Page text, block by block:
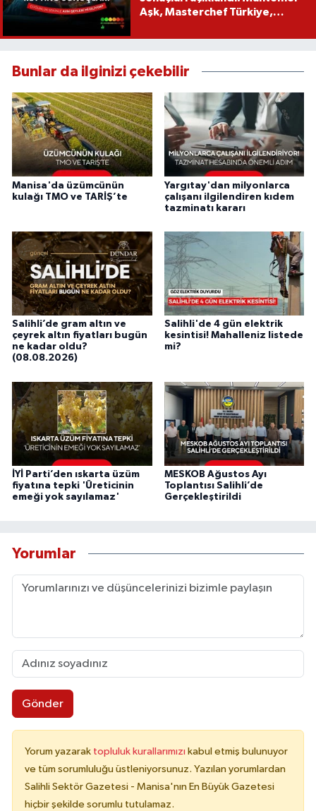
Aşk, Masterchef Türkiye,
Bunlar da ilginizi çekebilir
Manisa'da üzümcünün
kulağı TMO ve TARİŞ’te
Yargıtay'dan milyonlarca
çalışanı ilgilendiren kıdem
tazminatı kararı
Salihli’de gram altın ve
çeyrek altın fiyatları bugün
ne kadar oldu?
(08.08.2026)
Salihli'de 4 gün elektrik
kesintisi! Mahalleniz listede
mi?
İYİ Parti’den ıskarta üzüm
fiyatına tepki 'Üreticinin
emeği yok sayılamaz'
MESKOB Ağustos Ayı
Toplantısı Salihli’de
Gerçekleştirildi
Yorumlar
Gönder
Yorum yazarak topluluk kurallarımızı kabul etmiş bulunuyor
ve tüm sorumluluğu üstleniyorsunuz. Yazılan yorumlardan
Salihli Sektör Gazetesi - Manisa'nın En Büyük Gazetesi
hiçbir şekilde sorumlu tutulamaz.